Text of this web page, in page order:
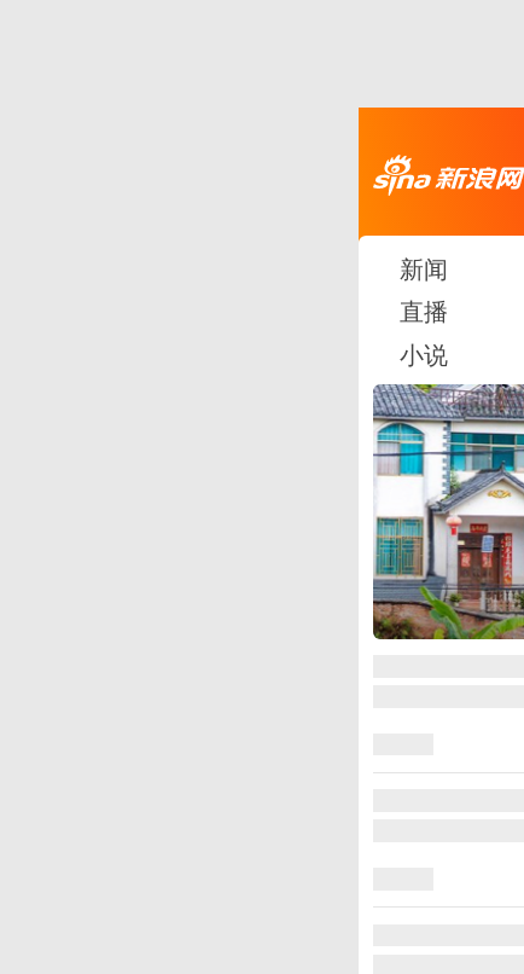
新闻
直播
小说
图集
安徽长丰：